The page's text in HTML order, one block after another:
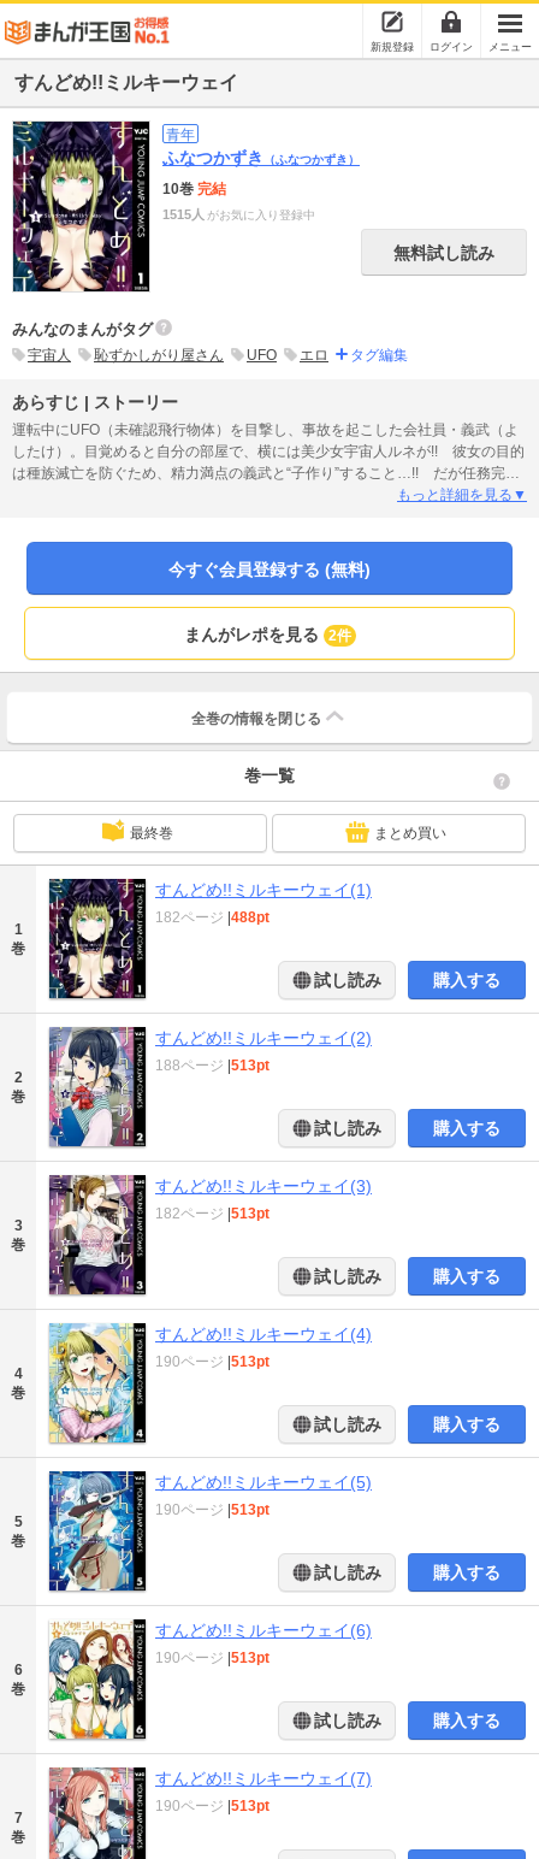
新規登録 ログイン メニュー
すんどめ!!ミルキーウェイ
青年
ふなつかずき （ふなつかずき）
10巻 完結
1515人 がお気に入り登録中
無料試し読み
みんなのまんがタグ
宇宙人 恥ずかしがり屋さん UFO エロ タグ編集
あらすじ | ストーリー
運転中にUFO（未確認飛行物体）を目撃し、事故を起こした会社員・義武（よ
したけ）。目覚めると自分の部屋で、横には美少女宇宙人ルネが!! 彼女の目的
は種族滅亡を防ぐため、精力満点の義武と“子作り”すること…!! だが任務完遂
（ミッションコンプリート）には思わぬ難関（ハードル）が!?もっと詳細を見る▼
今すぐ会員登録する (無料)
まんがレポを見る 2件
全巻の情報を 閉じる
巻一覧
最終巻 まとめ買い
1
巻
すんどめ!!ミルキーウェイ(1)
182ページ |488pt
試し読み 購入する
2
巻
すんどめ!!ミルキーウェイ(2)
188ページ |513pt
試し読み 購入する
3
巻
すんどめ!!ミルキーウェイ(3)
182ページ |513pt
試し読み 購入する
4
巻
すんどめ!!ミルキーウェイ(4)
190ページ |513pt
試し読み 購入する
5
巻
すんどめ!!ミルキーウェイ(5)
190ページ |513pt
試し読み 購入する
6
巻
すんどめ!!ミルキーウェイ(6)
190ページ |513pt
試し読み 購入する
7
巻
すんどめ!!ミルキーウェイ(7)
190ページ |513pt